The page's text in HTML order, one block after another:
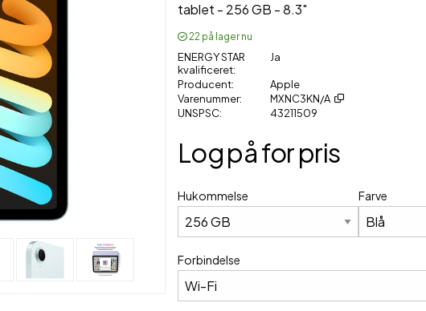
tablet - 256 GB - 8.3"
22 på lager nu
ENERGY STAR
kvalificeret
Ja
Producent
Apple
Varenummer
MXNC3KN/A
UNSPSC
43211509
Log på for pris
Hukommelse Farve
Forbindelse